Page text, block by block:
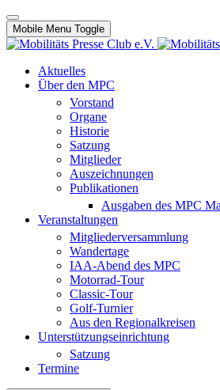
Mobile Menu Toggle
Aktuelles
Über den MPC
Vorstand
Organe
Historie
Satzung
Mitglieder
Auszeichnungen
Publikationen
Ausgaben des MPC
Veranstaltungen
Mitgliederversammlung
Wandertage
IAA-Abend des MPC
Motorrad-Tour
Classic-Tour
Golf-Turnier
Aus den Regionalkreisen
Unterstützungseinrichtung
Satzung
Termine